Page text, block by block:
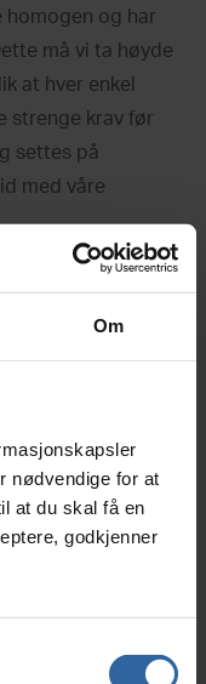
Om
nødvendige for at
at du skal få en
godkjenner
og har
må vi ta høyde
at hver enkel
strenge krav før
settes på
med våre